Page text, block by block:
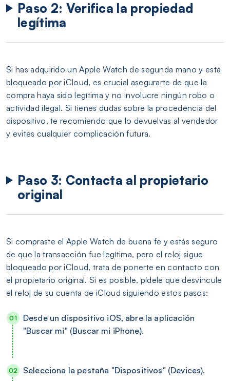
Paso 2: Verifica la propiedad
legítima
Si has adquirido un Apple Watch de segunda mano y está
bloqueado por iCloud, es crucial asegurarte de que la
compra haya sido legítima y no involucre ningún robo o
actividad ilegal. Si tienes dudas sobre la procedencia del
dispositivo, te recomiendo que lo devuelvas al vendedor
y evites cualquier complicación futura.
Paso 3: Contacta al propietario
original
Si compraste el Apple Watch de buena fe y estás seguro
de que la transacción fue legítima, pero el reloj sigue
bloqueado por iCloud, trata de ponerte en contacto con
el propietario original. Si es posible, pídele que desvincule
el reloj de su cuenta de iCloud siguiendo estos pasos:
Desde un dispositivo iOS, abre la aplicación
"Buscar mi" (Buscar mi iPhone).
Selecciona la pestaña "Dispositivos" (Devices).